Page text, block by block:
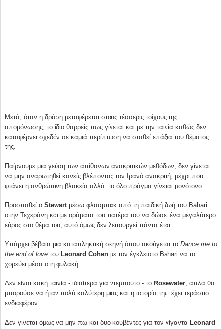
Μετά, όταν η δράση μεταφέρεται στους τέσσερις τοίχους της
απομόνωσης, το ίδιο θαρρείς πως γίνεται και με την ταινία καθώς δεν
καταφέρνει σχεδόν σε καμιά περίπτωση να σταθεί επάξια του θέματος
της.
Παίρνουμε μια γεύση των απίθανων ανακριτικών μεθόδων, δεν γίνεται
να μην αναρωτηθεί κανείς βλέποντας τον Ιρανό ανακριτή, μέχρι που
φτάνει η ανθρώπινη βλακεία αλλά το όλο πράγμα γίνεται μονότονο.
Προσπαθεί ο Stewart μέσω φλασμπακ από τη παιδική ζωή του Bahari
στην Τεχεράνη και με οράματα του πατέρα του να δώσει ένα μεγαλύτερο
εύρος στο θέμα του, αυτό όμως δεν λειτουργεί πάντα έτσι.
Υπάρχει βέβαια μια καταπληκτική σκηνή όπου ακούγεται το Dance me to
the end of love του Leonard Cohen με τον έγκλειστο Bahari να το
χορεύει μέσα στη φυλακή.
Δεν είναι κακή ταινία - ιδιαίτερα για ντεμπούτο - το Rosewater, απλά θα
μπορούσε να ήταν πολύ καλύτερη μιας και η ιστορία της έχει τεράστιο
ενδιαφέρον.
Δεν γίνεται όμως να μην πω και δυο κουβέντες για τον γίγαντα Leonard